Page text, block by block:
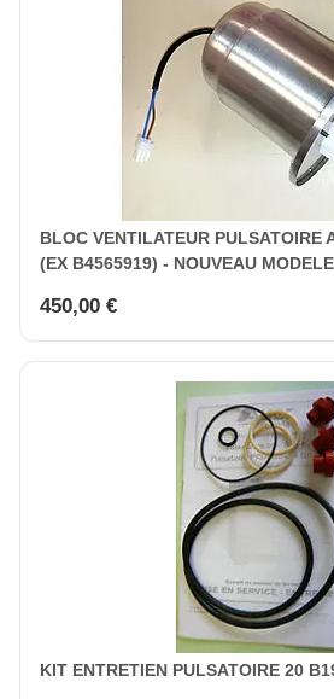
BLOC VENTILATEUR PULSATOIRE
(EX B4565919) - NOUVEAU
450,00 €
KIT ENTRETIEN PULSATOIRE 20